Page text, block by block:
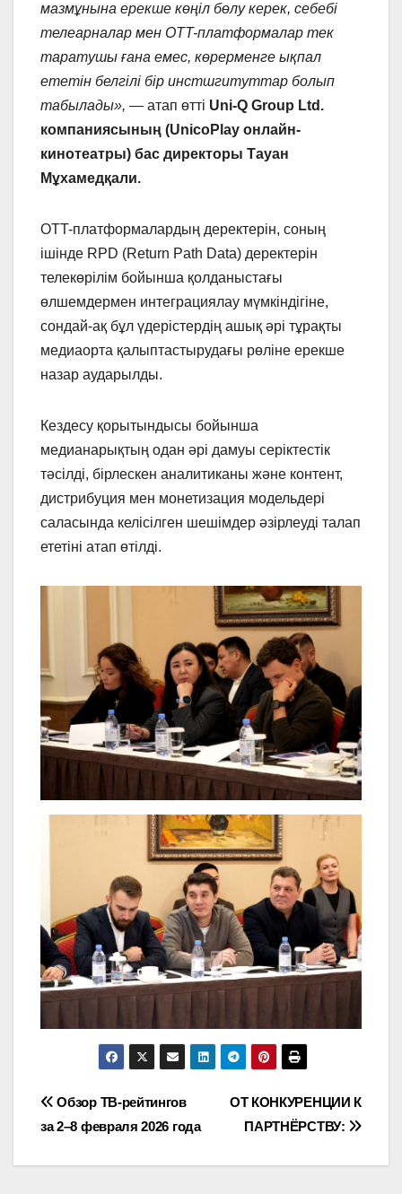
мазмұнына ерекше көңіл бөлу керек, себебі
телеарналар мен OTT-платформалар тек
таратушы ғана емес, көрерменге ықпал
ететін белгілі бір инстшгитуттар болып
табылады», — атап өтті Uni-Q Group Ltd.
компаниясының (UnicoPlay онлайн-
кинотеатры) бас директоры Тауан
Мұхамедқали.
OTT-платформалардың деректерін, соның
ішінде RPD (Return Path Data) деректерін
телекөрілім бойынша қолданыстағы
өлшемдермен интеграциялау мүмкіндігіне,
сондай-ақ бұл үдерістердің ашық әрі тұрақты
медиаорта қалыптастырудағы рөліне ерекше
назар аударылды.
Кездесу қорытындысы бойынша
медианарықтың одан әрі дамуы серіктестік
тәсілді, бірлескен аналитиканы және контент,
дистрибуция мен монетизация модельдері
саласында келісілген шешімдер әзірлеуді талап
ететіні атап өтілді.
Навигация
ОТ КОНКУРЕНЦИИ К
ПАРТНЁРСТВУ:
Обзор ТВ-рейтингов
за 2–8 февраля 2026 года